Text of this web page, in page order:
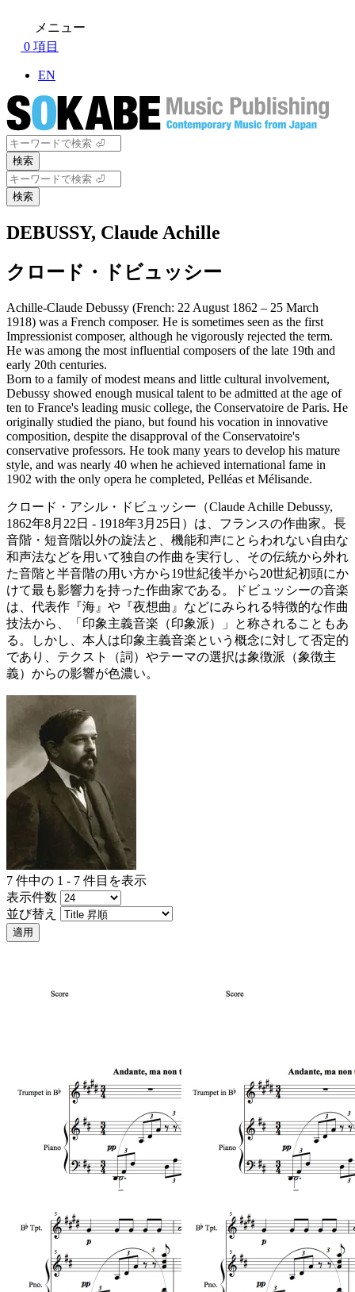
テ
ン
ツ
に
移
動
メニュー
0 項目
EN
検
索
検
索
DEBUSSY, Claude Achille
クロード・ドビュッシー
Achille-Claude Debussy (French: 22 August 1862 – 25 March
1918) was a French composer. He is sometimes seen as the first
Impressionist composer, although he vigorously rejected the term.
He was among the most influential composers of the late 19th and
early 20th centuries.
Born to a family of modest means and little cultural involvement,
Debussy showed enough musical talent to be admitted at the age of
ten to France's leading music college, the Conservatoire de Paris. He
originally studied the piano, but found his vocation in innovative
composition, despite the disapproval of the Conservatoire's
conservative professors. He took many years to develop his mature
style, and was nearly 40 when he achieved international fame in
1902 with the only opera he completed, Pelléas et Mélisande.
クロード・アシル・ドビュッシー（Claude Achille Debussy,
1862年8月22日 - 1918年3月25日）は、フランスの作曲家。長
音階・短音階以外の旋法と、機能和声にとらわれない自由な
和声法などを用いて独自の作曲を実行し、その伝統から外れ
た音階と半音階の用い方から19世紀後半から20世紀初頭にか
けて最も影響力を持った作曲家である。ドビュッシーの音楽
は、代表作『海』や『夜想曲』などにみられる特徴的な作曲
技法から、「印象主義音楽（印象派）」と称されることもあ
る。しかし、本人は印象主義音楽という概念に対して否定的
であり、テクスト（詞）やテーマの選択は象徴派（象徴主
義）からの影響が色濃い。
7 件中の 1 - 7 件目を表示
表示件数
並び替え